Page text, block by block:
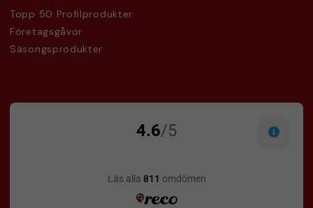
Topp 50 Profilprodukter
Företagsgåvor
Säsongsprodukter